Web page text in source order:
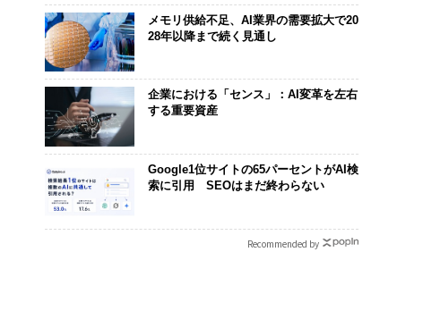
メモリ供給不足、AI業界の需要拡大で20
28年以降まで続く見通し
企業における「センス」：AI変革を左右
する重要資産
Google1位サイトの65パーセントがAI検
索に引用 SEOはまだ終わらない
Recommended by